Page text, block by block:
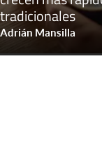
tradicionales
Adrián Mansilla